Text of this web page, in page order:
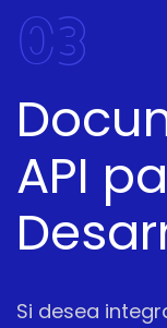
03
API
Si desea